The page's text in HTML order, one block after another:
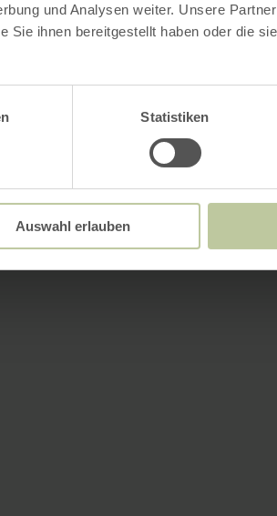
und Analysen weiter. Unsere
Sie ihnen bereitgestellt haben oder die
Statistiken
Auswahl erlauben